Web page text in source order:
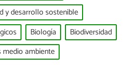
y desarrollo sostenible
Biología
Biodiversidad
ambiente